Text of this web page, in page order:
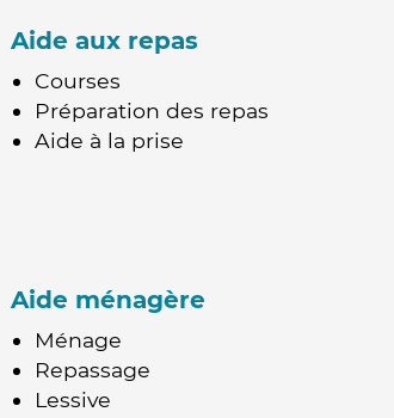
Aide aux repas
Courses
Préparation des repas
Aide à la prise
Aide ménagère
Ménage
Repassage
Lessive